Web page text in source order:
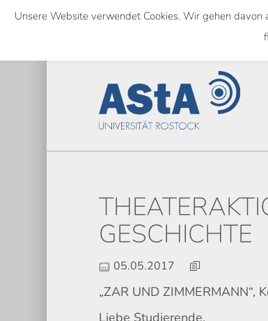
Skip
content
SEMESTERTICKET
GESCHICHTE
05.05.2017
„ZAR UND ZIMMERMANN“,
Liebe Studierende,
Unsere Website verwendet Cookies. Wir gehen